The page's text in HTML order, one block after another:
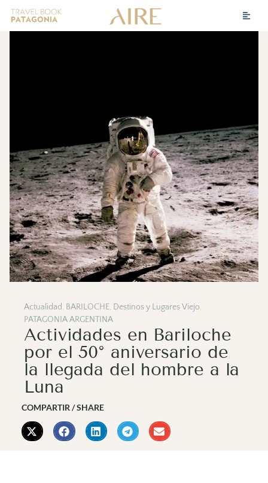
Actualidad, BARILOCHE, Destinos y Lugares Viejo,
PATAGONIA ARGENTINA
Actividades en Bariloche
por el 50° aniversario de
la llegada del hombre a la
Luna
COMPARTIR / SHARE